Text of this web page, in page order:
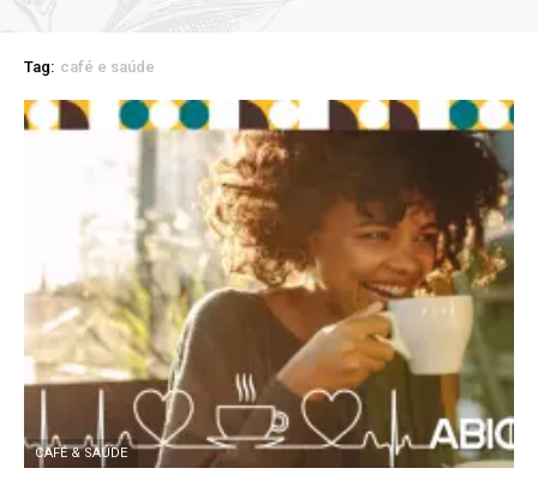
Tag: café e saúde
CAFÉ & SAÚDE